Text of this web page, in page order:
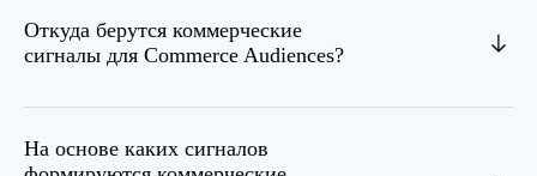
Откуда берутся коммерческие
сигналы для Commerce Audiences?
На основе каких сигналов